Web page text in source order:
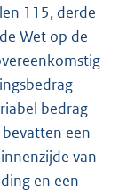
115, derde
Wet op de
bedrag
een
van
en een